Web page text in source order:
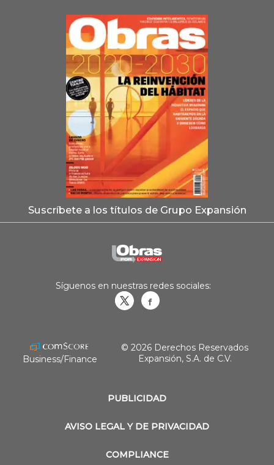
Suscríbete a los títulos de Grupo Expansión
PUBLICIDAD
AVISO LEGAL Y DE PRIVACIDAD
COMPLIANCE
Síguenos en nuestras redes sociales:
Business/Finance
© 2026 Derechos Reservados
Expansión, S.A. de C.V.